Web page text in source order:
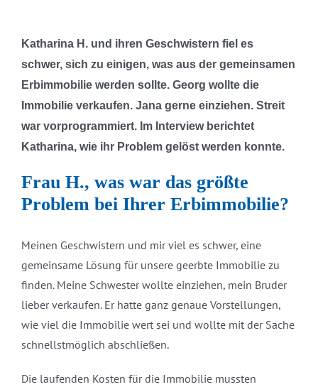
Katharina H. und ihren Geschwistern fiel es
schwer, sich zu einigen, was aus der gemeinsamen
Erbimmobilie werden sollte. Georg wollte die
Immobilie verkaufen. Jana gerne einziehen. Streit
war vorprogrammiert. Im Interview berichtet
Katharina, wie ihr Problem gelöst werden konnte.
Frau H., was war das größte
Problem bei Ihrer Erbimmobilie?
Meinen Geschwistern und mir viel es schwer, eine
gemeinsame Lösung für unsere geerbte Immobilie zu
finden. Meine Schwester wollte einziehen, mein Bruder
lieber verkaufen. Er hatte ganz genaue Vorstellungen,
wie viel die Immobilie wert sei und wollte mit der Sache
schnellstmöglich abschließen.
Die laufenden Kosten für die Immobilie mussten